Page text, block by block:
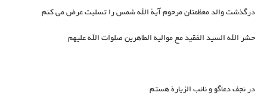
درگذشت والد معظمتان مرحوم آية الله شمس را تسليت عرض مي كنم
حشر الله السيد الفقيد مع مواليه الطاهرين صلوات الله عليهم
در نجف دعاگو و نائب الزيارة هستم